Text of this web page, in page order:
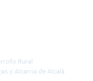
Rural
y Alcarria de Alcalá